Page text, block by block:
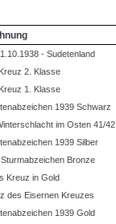
- Sudetenland
2. Klasse
1. Klasse
1939 Schwarz
im Osten 41/42
1939 Silber
Bronze
Kreuz in Gold
des Eisernen Kreuzes
1939 Gold